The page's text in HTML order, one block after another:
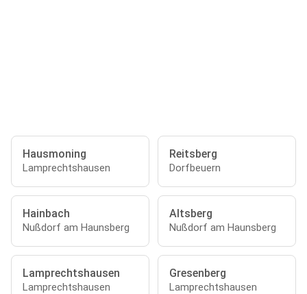
Hausmoning
Lamprechtshausen
Reitsberg
Dorfbeuern
Hainbach
Nußdorf am Haunsberg
Altsberg
Nußdorf am Haunsberg
Lamprechtshausen
Lamprechtshausen
Gresenberg
Lamprechtshausen